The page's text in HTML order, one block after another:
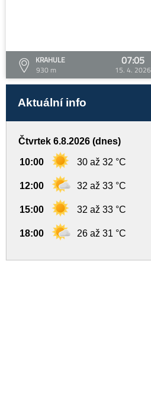
KRAHULE
930 m
07:05
15. 4. 2026
Aktuální info
Čtvrtek 6.8.2026 (dnes)
10:00 30 až 32 °C
12:00 32 až 33 °C
15:00 32 až 33 °C
18:00 26 až 31 °C